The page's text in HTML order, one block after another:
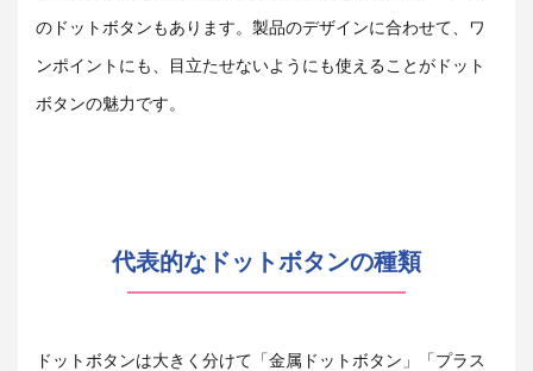
のドットボタンもあります。製品のデザインに合わせて、ワ
ンポイントにも、目立たせないようにも使えることがドット
ボタンの魅力です。
代表的なドットボタンの種類
ドットボタンは大きく分けて「金属ドットボタン」「プラス